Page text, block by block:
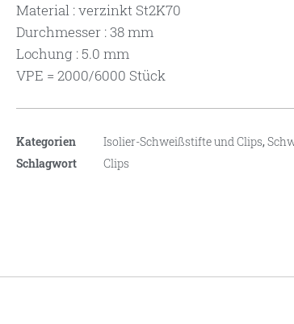
Material : verzinkt St2K70
Durchmesser : 38 mm
Lochung : 5.0 mm
VPE = 2000/6000 Stück
Kategorien Isolier-Schweißstifte und Clips,
Schlagwort
Clips